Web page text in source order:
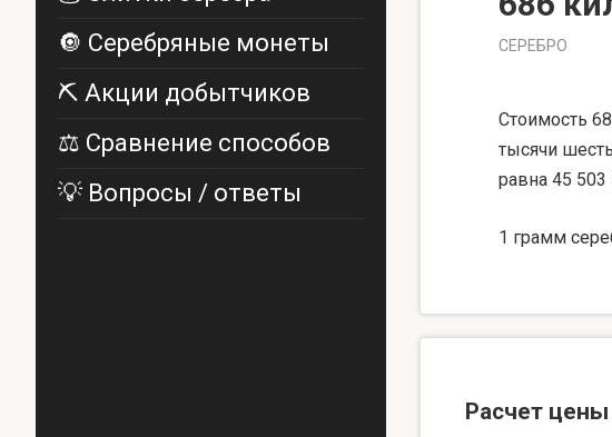
🔘 Серебряные монеты
⛏️ Акции добытчиков
⚖️ Сравнение способов
💡 Вопросы / ответы
СЕРЕБРО
Стоимость
тысячи
равна 45
1 грамм
Расчет